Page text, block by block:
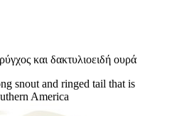
και δακτυλιοειδή ουρά
snout and ringed tail that is
America